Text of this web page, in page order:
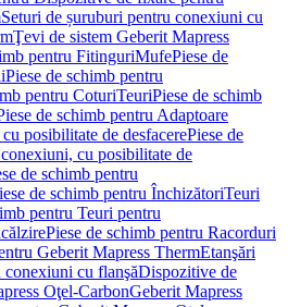
Seturi de șuruburi pentru conexiuni cu
Ţevi de sistem Geberit Mapress
pentru FitinguriMufePiese de
Piese de schimb pentru
pentru CoturiTeuriPiese de schimb
de schimb pentru Adaptoare
posibilitate de desfacerePiese de
cu posibilitate de
de schimb pentru
de schimb pentru ÎnchizătoriTeuri
pentru Teuri pentru
Piese de schimb pentru Racorduri
Geberit Mapress ThermEtanşări
cu flanşăDispozitive de
Oţel-CarbonGeberit Mapress